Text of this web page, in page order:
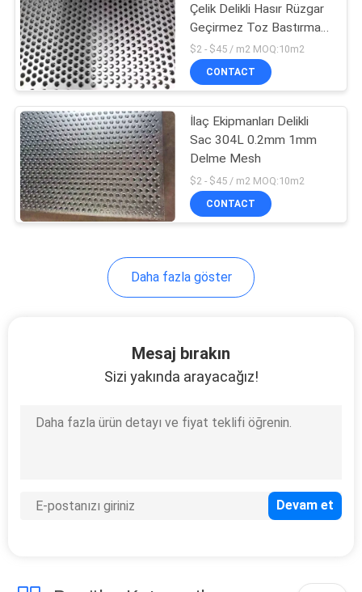
Çelik Delikli Hasır Rüzgar
Geçirmez Toz Bastırma
Delikli Çelik Hasır
$2 - $45 / m2 MOQ:10m2
CONTACT
İlaç Ekipmanları Delikli
Sac 304L 0.2mm 1mm
Delme Mesh
$2 - $45 / m2 MOQ:10m2
CONTACT
Daha fazla göster
Mesaj bırakın
Sizi yakında arayacağız!